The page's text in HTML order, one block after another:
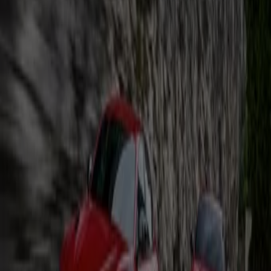
Giulia Quadrifoglio Oro
Läuft am 31.12. ab Hamburg
Giulia Stelvio Quadrifolgio Preisliste
Läuft am 31.12. ab Hamburg
Auto, Motorrad und Werkstatt
Kataloge in Hamburg
Flyer und beste Angebote in